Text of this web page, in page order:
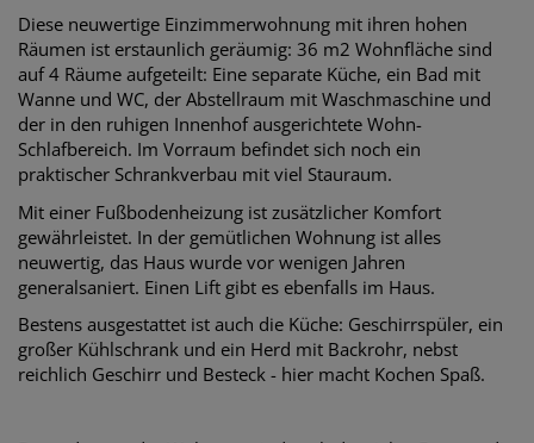
Diese neuwertige Einzimmerwohnung mit ihren hohen
Räumen ist erstaunlich geräumig: 36 m2 Wohnfläche sind
auf 4 Räume aufgeteilt: Eine separate Küche, ein Bad mit
Wanne und WC, der Abstellraum mit Waschmaschine und
der in den ruhigen Innenhof ausgerichtete Wohn-
Schlafbereich. Im Vorraum befindet sich noch ein
praktischer Schrankverbau mit viel Stauraum.
Mit einer Fußbodenheizung ist zusätzlicher Komfort
gewährleistet. In der gemütlichen Wohnung ist alles
neuwertig, das Haus wurde vor wenigen Jahren
generalsaniert. Einen Lift gibt es ebenfalls im Haus.
Bestens ausgestattet ist auch die Küche: Geschirrspüler, ein
großer Kühlschrank und ein Herd mit Backrohr, nebst
reichlich Geschirr und Besteck - hier macht Kochen Spaß.